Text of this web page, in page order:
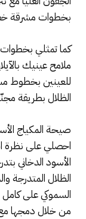
بخطوات مشرقة
كما تمثلي
ملامح عينيك
للعينين بخطوط
الظلال بطريقة
صيحة المكياج
احصلي على نظرة
الأسود الدخاني
الظلال المتدرجة
السموكي على كامل
من خلال دمجها مع